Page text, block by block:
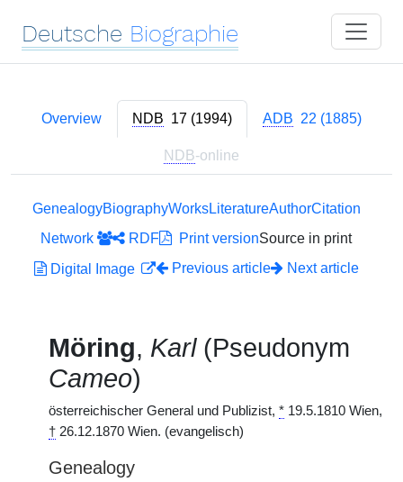
Deutsche Biographie
Overview NDB 17 (1994) ADB 22 (1885)
NDB-online
GenealogyBiographyWorksLiteratureAuthorCitation
Network
RDF Print versionSource in print
Digital Image
Previous article Next article
Möring, Karl(Pseudonym
Cameo)
österreichischer General und Publizist, * 19.5.1810 Wien,
† 26.12.1870 Wien. (evangelisch)
Genealogy